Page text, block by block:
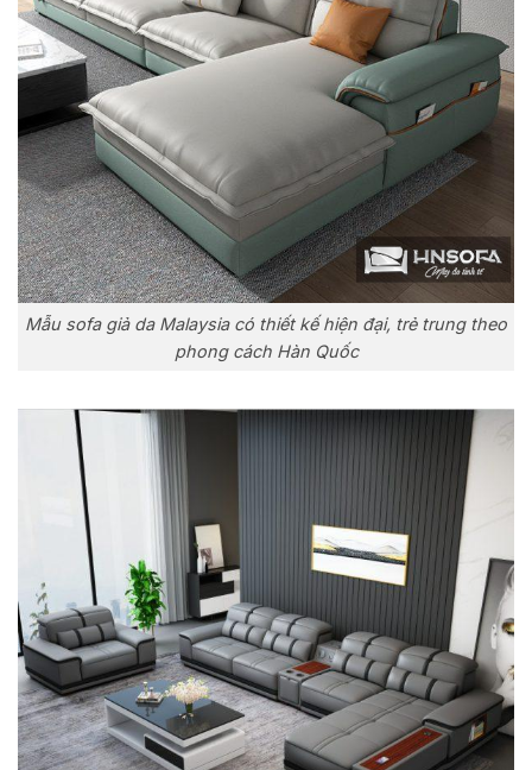
Mẫu sofa giả da Malaysia có thiết kế hiện đại, trẻ trung theo
phong cách Hàn Quốc